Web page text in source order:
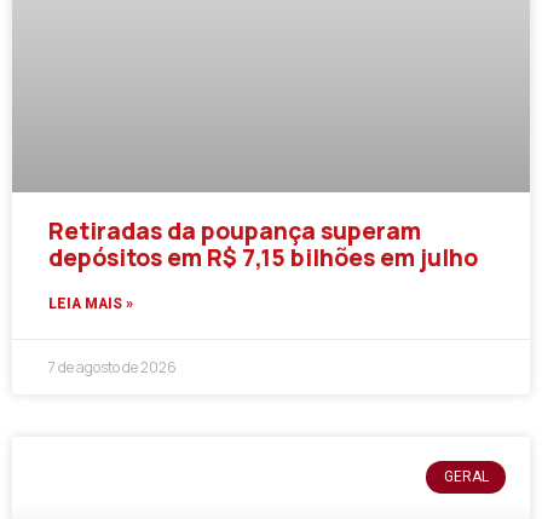
Retiradas da poupança superam
depósitos em R$ 7,15 bilhões em julho
LEIA MAIS »
7 de agosto de 2026
GERAL